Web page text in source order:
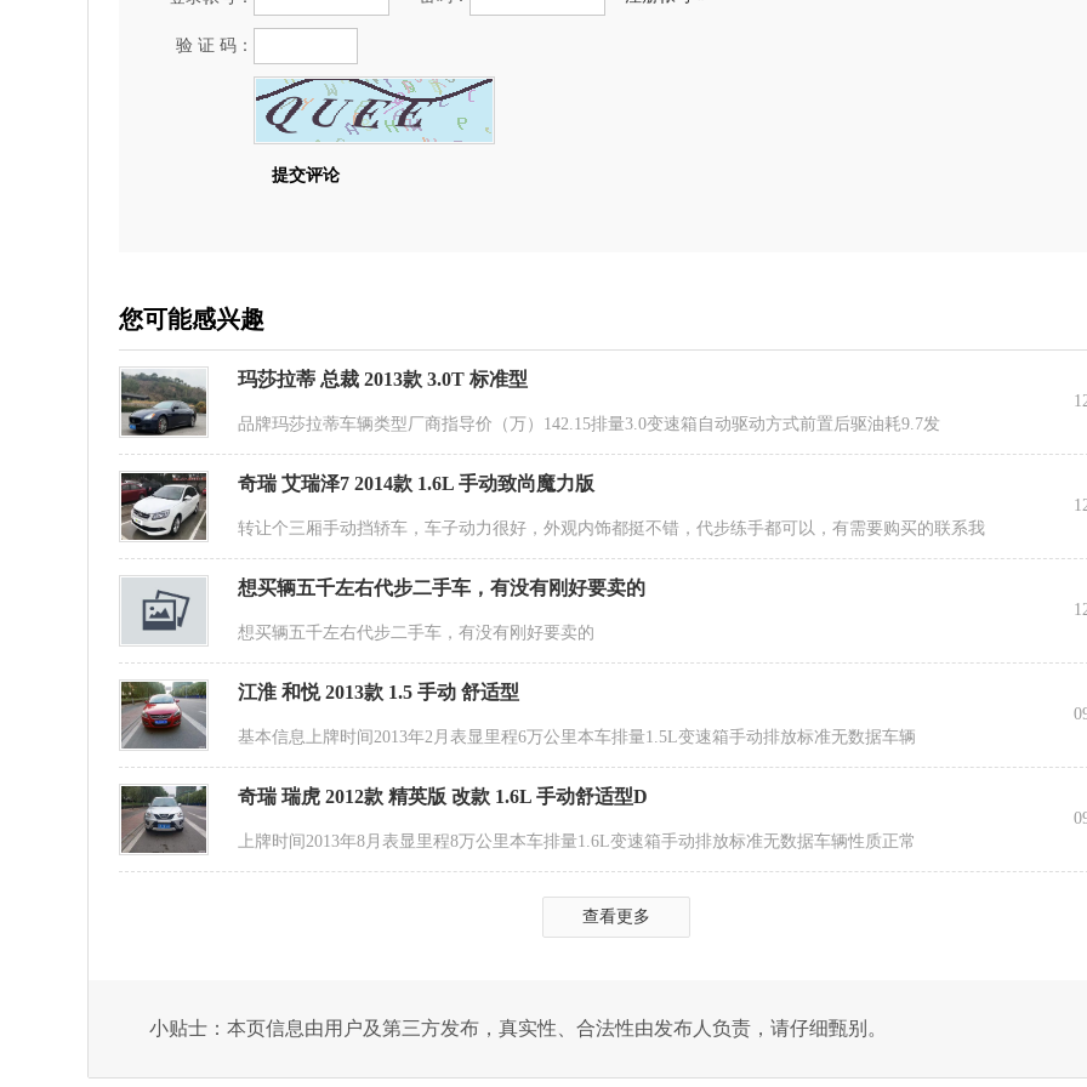
验 证 码：
您可能感兴趣
玛莎拉蒂 总裁 2013款 3.0T 标准型
品牌玛莎拉蒂车辆类型厂商指导价（万）142.15排量3.0变速箱自动驱动方式前置后驱油耗9.7发
奇瑞 艾瑞泽7 2014款 1.6L 手动致尚魔力版
转让个三厢手动挡轿车，车子动力很好，外观内饰都挺不错，代步练手都可以，有需要购买的联系我
想买辆五千左右代步二手车，有没有刚好要卖的
想买辆五千左右代步二手车，有没有刚好要卖的
江淮 和悦 2013款 1.5 手动 舒适型
基本信息上牌时间2013年2月表显里程6万公里本车排量1.5L变速箱手动排放标准无数据车辆
奇瑞 瑞虎 2012款 精英版 改款 1.6L 手动舒适型D
上牌时间2013年8月表显里程8万公里本车排量1.6L变速箱手动排放标准无数据车辆性质正常
查看更多
小贴士：本页信息由用户及第三方发布，真实性、合法性由发布人负责，请仔细甄别。